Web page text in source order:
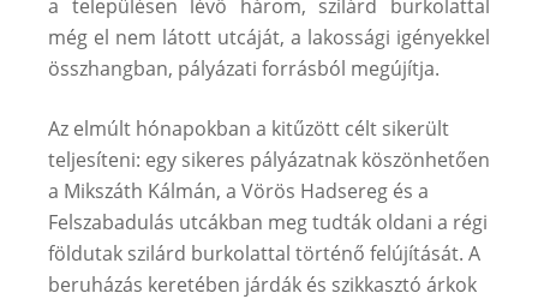
a településen lévő három, szilárd burkolattal
még el nem látott utcáját, a lakossági igényekkel
összhangban, pályázati forrásból megújítja.
Az elmúlt hónapokban a kitűzött célt sikerült
teljesíteni: egy sikeres pályázatnak köszönhetően
a Mikszáth Kálmán, a Vörös Hadsereg és a
Felszabadulás utcákban meg tudták oldani a régi
földutak szilárd burkolattal történő felújítását. A
beruházás keretében járdák és szikkasztó árkok